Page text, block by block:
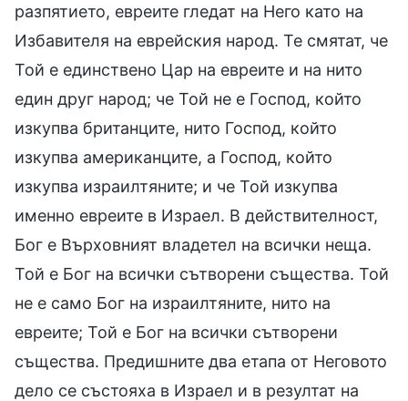
разпятието, евреите гледат на Него като на
Избавителя на еврейския народ. Те смятат, че
Той е единствено Цар на евреите и на нито
един друг народ; че Той не е Господ, който
изкупва британците, нито Господ, който
изкупва американците, а Господ, който
изкупва израилтяните; и че Той изкупва
именно евреите в Израел. В действителност,
Бог е Върховният владетел на всички неща.
Той е Бог на всички сътворени същества. Той
не е само Бог на израилтяните, нито на
евреите; Той е Бог на всички сътворени
същества. Предишните два етапа от Неговото
дело се състояха в Израел и в резултат на